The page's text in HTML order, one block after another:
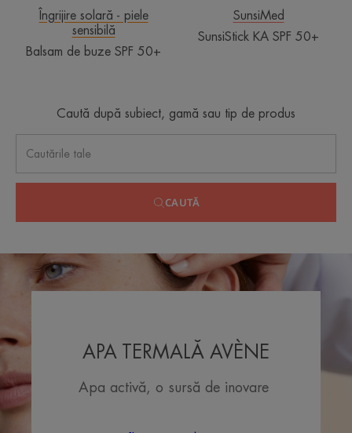
Îngrijire solară - piele
sensibilă
Balsam de buze SPF 50+
SunsiMed
SunsiStick KA SPF 50+
Caută după subiect, gamă sau tip de produs
CAUTĂ
APA TERMALĂ AVÈNE
Apa activă, o sursă de inovare